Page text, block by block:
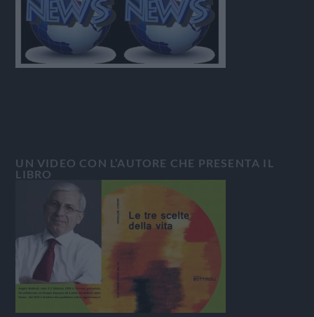
UN VIDEO CON L’AUTORE CHE PRESENTA IL
LIBRO